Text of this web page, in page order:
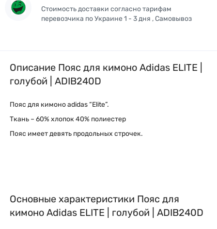
Стоимость доставки согласно тарифам
перевозчика по Украине 1 - 3 дня , Самовывоз
Описание Пояс для кимоно Adidas ELITE |
голубой | ADIB240D
Пояс для кимоно adidas “Elite”.
Ткань – 60% хлопок 40% полиестер
Пояс имеет девять продольных строчек.
Основные характеристики Пояс для
кимоно Adidas ELITE | голубой | ADIB240D